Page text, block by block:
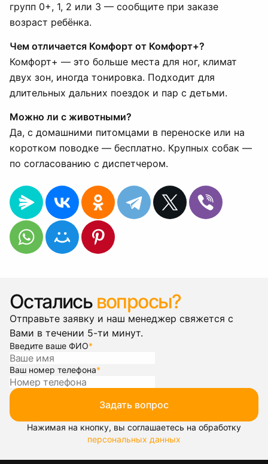
групп 0+, 1, 2 или 3 — сообщите при заказе
возраст ребёнка.
Чем отличается Комфорт от Комфорт+?
Комфорт+ — это больше места для ног, климат
двух зон, иногда тонировка. Подходит для
длительных дальних поездок и пар с детьми.
Можно ли с животными?
Да, с домашними питомцами в переноске или на
коротком поводке — бесплатно. Крупных собак —
по согласованию с диспетчером.
Остались вопросы?
Отправьте заявку и наш менеджер свяжется с
Вами в течении 5-ти минут.
Введите ваше ФИО*
Ваш номер телефона*
Задать вопрос
Нажимая на кнопку, вы соглашаетесь на обработку
персональных данных